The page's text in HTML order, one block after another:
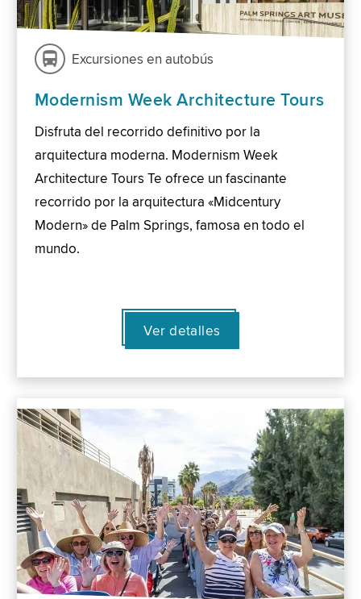
Excursiones en autobús
Modernism Week Architecture Tours
Disfruta del recorrido definitivo por la
arquitectura moderna. Modernism Week
Architecture Tours Te ofrece un fascinante
recorrido por la arquitectura «Midcentury
Modern» de Palm Springs, famosa en todo el
mundo.
Ver detalles